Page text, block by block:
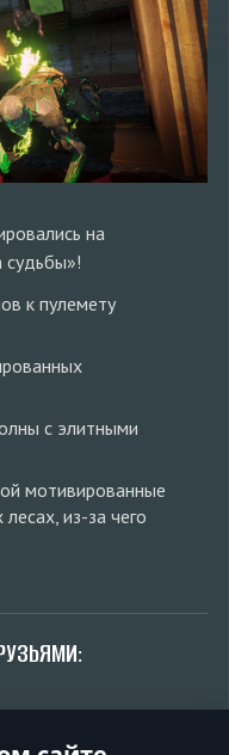
на
судьбы»!
к пулемету
с элитными
мотивированные
из-за чего